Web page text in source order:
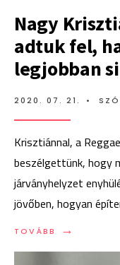
Nagy
adtuk fel,
legjobban
2020. 07. 21. •
Krisztiánnal, a
beszélgettünk, hogy
járványhelyzet
jövőben, hogyan
TOVÁBB →
TOVÁBB: